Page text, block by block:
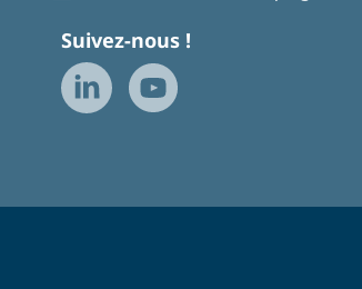
Suivez-nous !